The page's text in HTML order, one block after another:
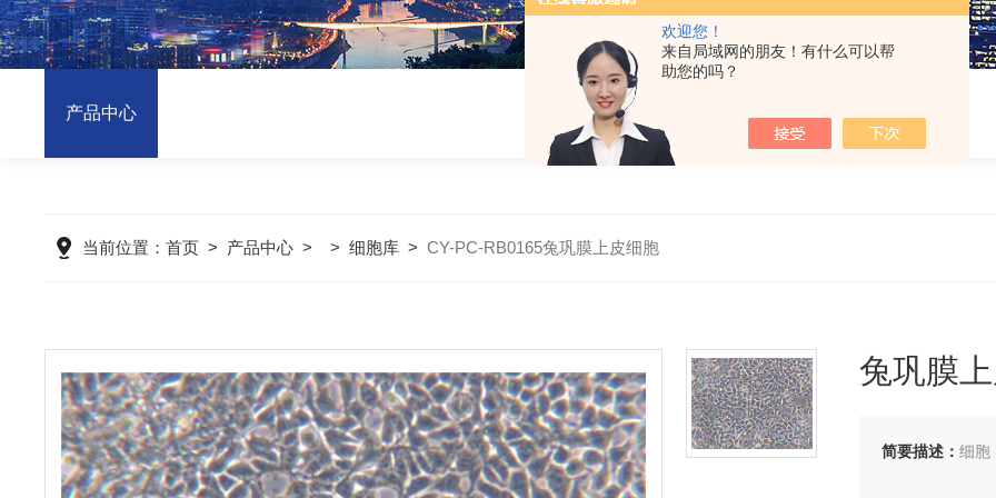
欢迎您！
来自局域网的朋友！有什么可以帮
助您的吗？
产品中心
当前位置：首页 > 产品中心 > >细胞库 >CY-PC-RB0165兔巩膜上皮细胞
兔巩膜
简要描述：细胞